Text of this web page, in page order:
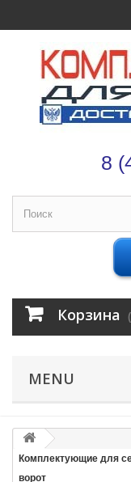
8
Корзина
MENU
Комплектующие для
ворот
Оформление
После оформления
Email